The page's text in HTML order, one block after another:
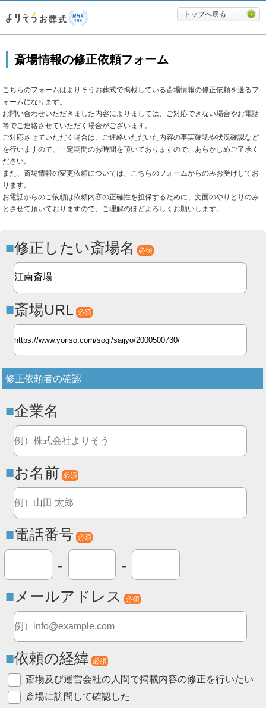
必要最低限に絞ったよりそうお
トップへ戻る
斎場情報の修正依頼フォーム
こちらのフォームはよりそうお葬式で掲載している斎場情報の修正依頼を送るフ
ォームになります。
お問い合わせいただきました内容によりましては、ご対応できない場合やお電話
等でご連絡させていただく場合がございます。
ご対応させていただく場合は、ご連絡いただいた内容の事実確認や状況確認など
を行いますので、一定期間のお時間を頂いておりますので、あらかじめご了承く
ださい。
また、斎場情報の変更依頼については、こちらのフォームからのみお受けしてお
ります。
お電話からのご依頼は依頼内容の正確性を担保するために、文面のやりとりのみ
とさせて頂いておりますので、ご理解のほどよろしくお願いします。
修正したい斎場名 必須
斎場URL 必須
修正依頼者の確認
企業名
お名前 必須
電話番号 必須
- -
メールアドレス 必須
依頼の経緯 必須
斎場及び運営会社の人間で掲載内容の修正を行いたい
斎場に訪問して確認した